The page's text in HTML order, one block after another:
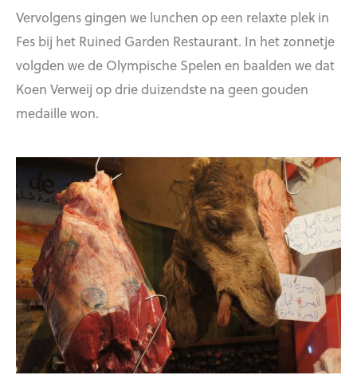
Vervolgens gingen we lunchen op een relaxte plek in
Fes bij het Ruined Garden Restaurant. In het zonnetje
volgden we de Olympische Spelen en baalden we dat
Koen Verweij op drie duizendste na geen gouden
medaille won.